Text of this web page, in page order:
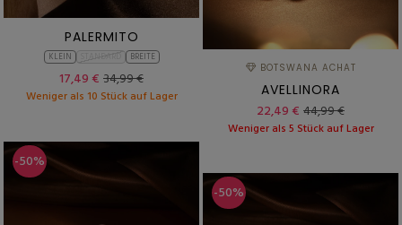
PALERMITO
KLEIN BREITE
17,49 € 34,99 €
Weniger als 10 Stück auf Lager
BOTSWANA ACHAT
AVELLINORA
22,49 € 44,99 €
Weniger als 5 Stück auf Lager
-50%
-50%